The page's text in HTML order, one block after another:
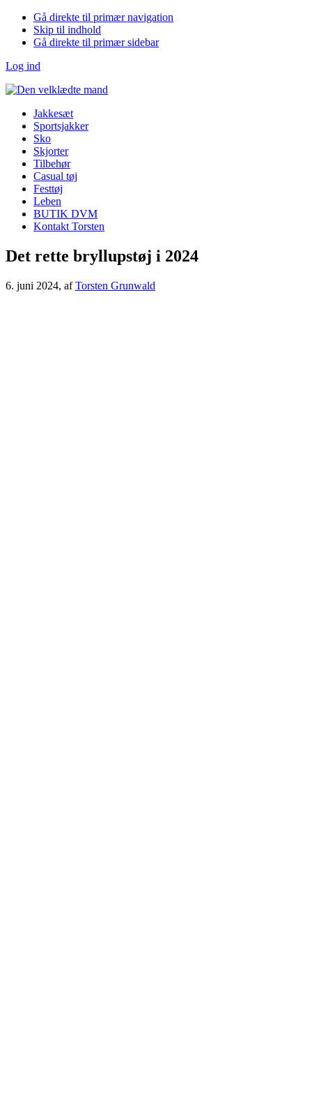
Gå direkte til primær navigation
Skip til indhold
Gå direkte til primær sidebar
Log ind
Jakkesæt
Sportsjakker
Sko
Skjorter
Tilbehør
Casual tøj
Festtøj
Leben
BUTIK DVM
Kontakt Torsten
Det rette bryllupstøj i 2024
6. juni 2024, afTorsten Grunwald